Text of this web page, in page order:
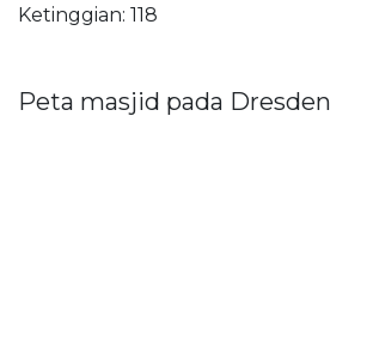
Ketinggian: 118
Peta masjid pada Dresden